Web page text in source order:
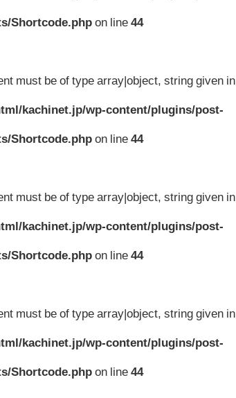
Shortcode.php on line44
must be of type array|object, string given in
kachinet.jp/wp-content/plugins/post-
Shortcode.php on line44
must be of type array|object, string given in
kachinet.jp/wp-content/plugins/post-
Shortcode.php on line44
must be of type array|object, string given in
kachinet.jp/wp-content/plugins/post-
Shortcode.php on line44